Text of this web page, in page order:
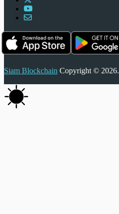
Siam Blockchain Copyright © 2026.